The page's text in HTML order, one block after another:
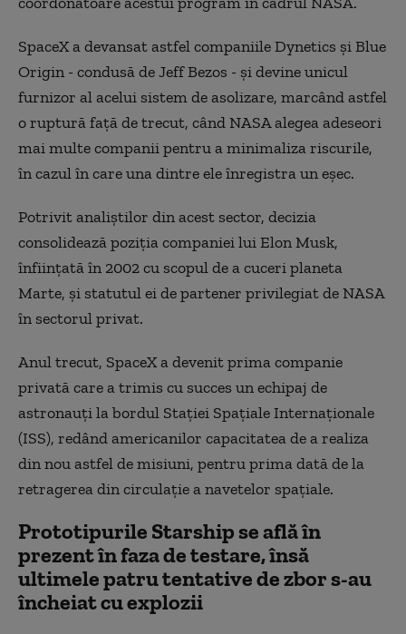
SpaceX a devansat astfel companiile Dynetics şi Blue
Origin - condusă de Jeff Bezos - şi devine unicul
furnizor al acelui sistem de asolizare, marcând astfel
o ruptură faţă de trecut, când NASA alegea adeseori
mai multe companii pentru a minimaliza riscurile,
în cazul în care una dintre ele înregistra un eşec.
Potrivit analiştilor din acest sector, decizia
consolidează poziţia companiei lui Elon Musk,
înfiinţată în 2002 cu scopul de a cuceri planeta
Marte, şi statutul ei de partener privilegiat de NASA
în sectorul privat.
Anul trecut, SpaceX a devenit prima companie
privată care a trimis cu succes un echipaj de
astronauţi la bordul Staţiei Spaţiale Internaţionale
(ISS), redând americanilor capacitatea de a realiza
din nou astfel de misiuni, pentru prima dată de la
retragerea din circulaţie a navetelor spaţiale.
Prototipurile Starship se află în
prezent în faza de testare, însă
ultimele patru tentative de zbor s-au
încheiat cu explozii